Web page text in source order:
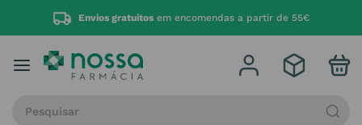
Envios gratuitos em encomendas a partir de 55€